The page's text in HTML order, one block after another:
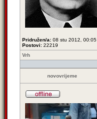
Pridružen/a: 08 stu 2012, 00:05
Postovi: 22219
Vrh
novovrijeme